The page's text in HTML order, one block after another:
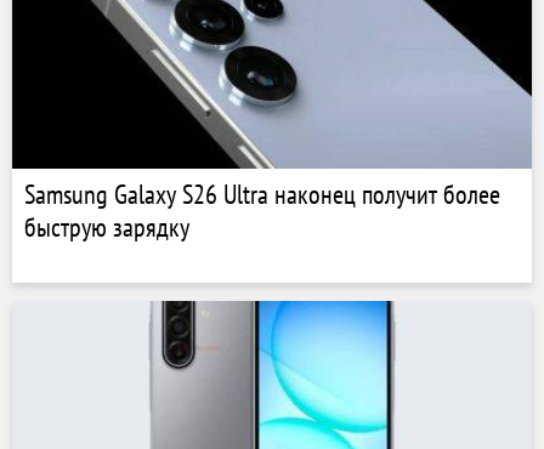
Samsung Galaxy S26 Ultra наконец получит более
быструю зарядку